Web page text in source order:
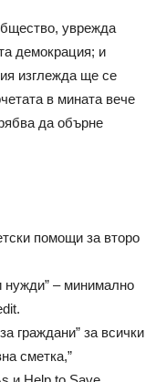
уврежда
демокрация; и
изглежда ще се
в мината вече
да обърне
помощи за второ
нужди” – минимално
граждани” за всички
сметка,”